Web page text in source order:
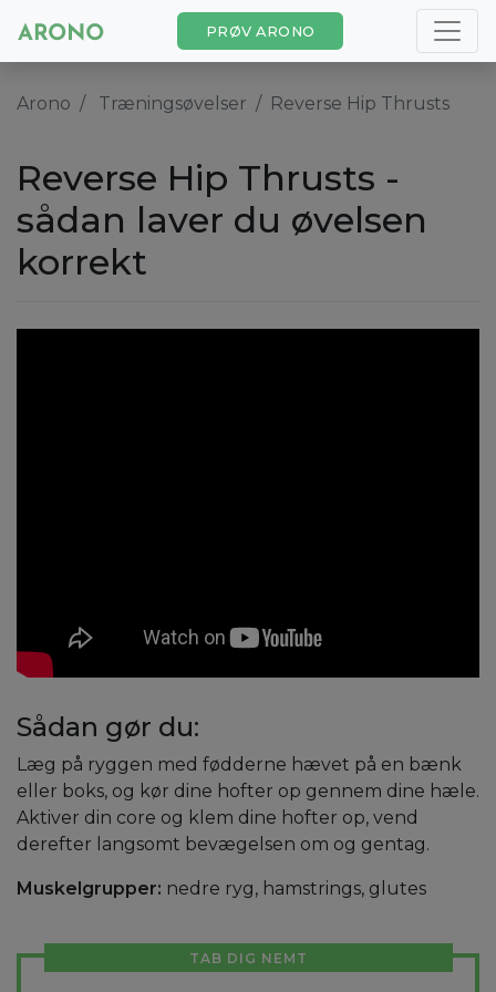
PRØV ARONO
Arono Træningsøvelser Reverse Hip Thrusts
Reverse Hip Thrusts -
sådan laver du øvelsen
korrekt
Sådan gør du:
Læg på ryggen med fødderne hævet på en bænk
eller boks, og kør dine hofter op gennem dine hæle.
Aktiver din core og klem dine hofter op, vend
derefter langsomt bevægelsen om og gentag.
Muskelgrupper: nedre ryg, hamstrings, glutes
TAB DIG NEMT